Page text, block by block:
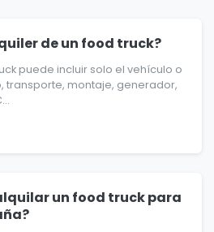
de un food truck?
puede incluir solo el vehículo o
transporte, montaje, generador,
un food truck para